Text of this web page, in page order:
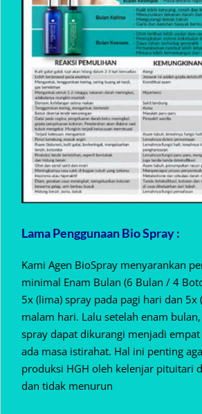
Lama Penggunaan Bio Spray :
Kami Agen BioSpray menyarankan
minimal Enam Bulan (6 Bulan / 4
5x (lima) spray pada pagi hari dan 5x
malam hari. Lalu setelah enam
spray dapat dikurangi menjadi
ada masa istirahat. Hal ini penting
produksi HGH oleh kelenjar pituitari
dan tidak menurun